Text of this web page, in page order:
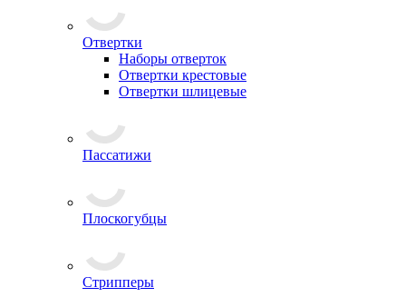
Отвертки
Наборы отверток
Отвертки крестовые
Отвертки шлицевые
Пассатижи
Плоскогубцы
Стрипперы